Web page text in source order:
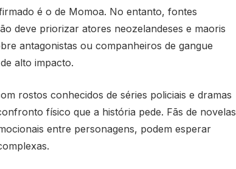
é o de Momoa. No entanto, fontes
deve priorizar atores neozelandeses e maoris
antagonistas ou companheiros de gangue
alto impacto.
rostos conhecidos de séries policiais e dramas
físico que a história pede. Fãs de novelas
entre personagens, podem esperar